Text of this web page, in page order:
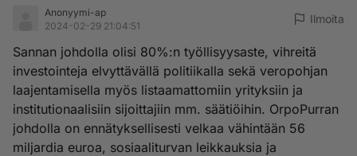
Anonyymi-ap
2024-02-29 21:04:51
Ilmoita
Sannan johdolla olisi 80%:n työllisyysaste, vihreitä
investointeja elvyttävällä politiikalla sekä veropohjan
laajentamisella myös listaamattomiin yrityksiin ja
institutionaalisiin sijoittajiin mm. säätiöihin. OrpoPurran
johdolla on ennätyksellisesti velkaa vähintään 56
miljardia euroa, sosiaaliturvan leikkauksia ja